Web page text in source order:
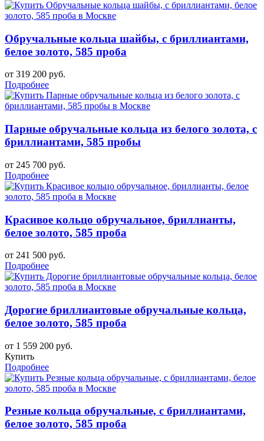
Обручальные кольца шайбы, с бриллиантами,
белое золото, 585 проба
от 319 200 руб.
Подробнее
Парные обручальные кольца из белого золота, с
бриллиантами, 585 пробы
от 245 700 руб.
Подробнее
Красивое кольцо обручальное, бриллианты,
белое золото, 585 проба
от 241 500 руб.
Подробнее
Дорогие бриллиантовые обручальные кольца,
белое золото, 585 проба
от 1 559 200 руб.
Купить
Подробнее
Резные кольца обручальные, с бриллиантами,
белое золото, 585 проба